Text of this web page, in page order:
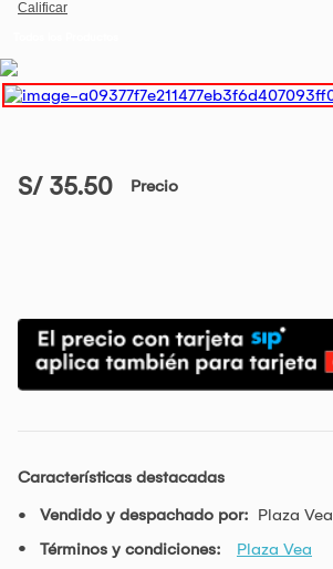
S/ 35.50 Precio
Características destacadas
Vendido y despachado por: Plaza Vea
Términos y condiciones:
Plaza Vea